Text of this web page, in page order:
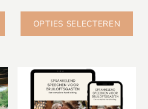
OPTIES SELECTEREN